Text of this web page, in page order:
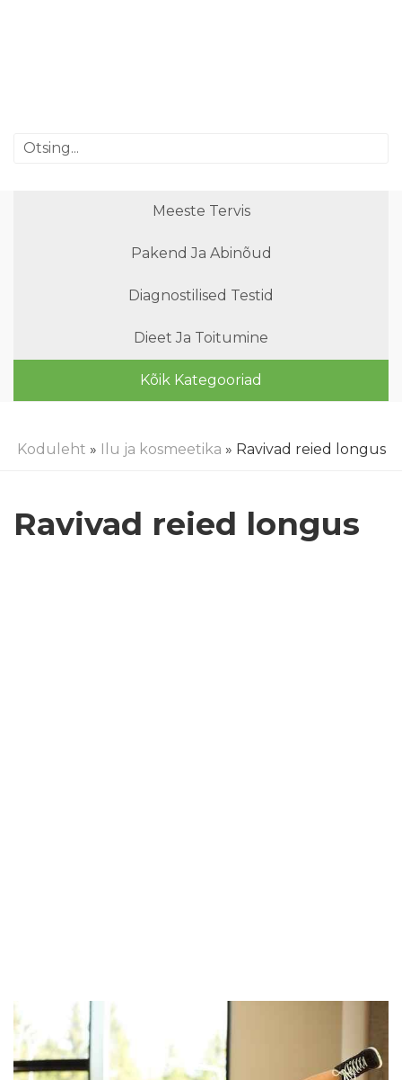
Meeste Tervis
Pakend Ja Abinõud
Diagnostilised Testid
Dieet Ja Toitumine
Kõik Kategooriad
Koduleht » Ilu ja kosmeetika » Ravivad reied longus
Ravivad reied longus